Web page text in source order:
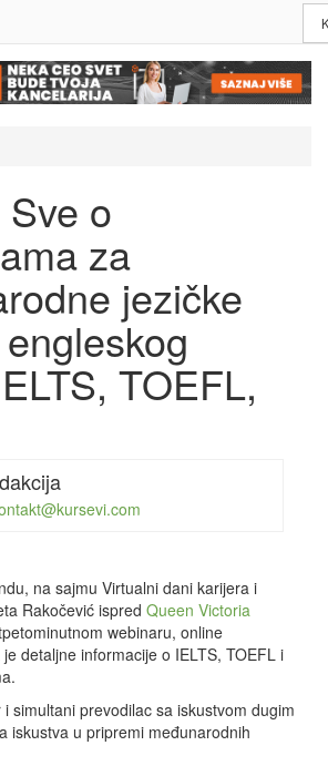
o
za
jezičke
TOEFL,
na sajmu Virtualni dani karijera i
Rakočević ispred Queen Victoria
webinaru, online
detaljne informacije o IELTS, TOEFL i
simultani prevodilac sa iskustvom dugim
iskustva u pripremi međunarodnih